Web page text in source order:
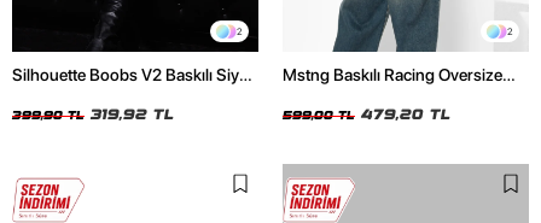
2
Silhouette Boobs V2 Baskılı Siyah
399,90 TL 319,92 TL
2
Mstng Baskılı Racing Oversize
599,00 TL 479,20 TL